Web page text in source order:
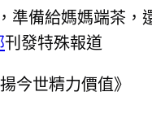
準備給媽媽端茶，
刊發特殊報道
今世精力價值》